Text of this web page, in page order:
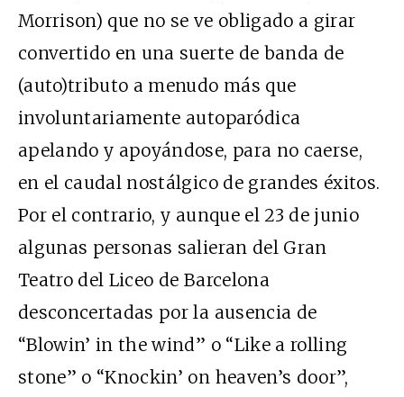
Morrison) que no se ve obligado a girar
convertido en una suerte de banda de
(auto)tributo a menudo más que
involuntariamente autoparódica
apelando y apoyándose, para no caerse,
en el caudal nostálgico de grandes éxitos.
Por el contrario, y aunque el 23 de junio
algunas personas salieran del Gran
Teatro del Liceo de Barcelona
desconcertadas por la ausencia de
“Blowin’ in the wind” o “Like a rolling
stone” o “Knockin’ on heaven’s door”,